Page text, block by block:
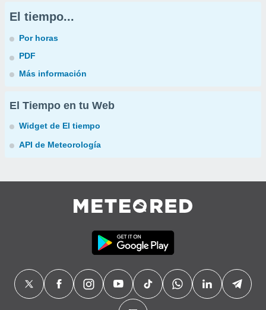
El tiempo...
Por horas
PDF
Más información
El Tiempo en tu Web
Widget de El tiempo
API de Meteorología